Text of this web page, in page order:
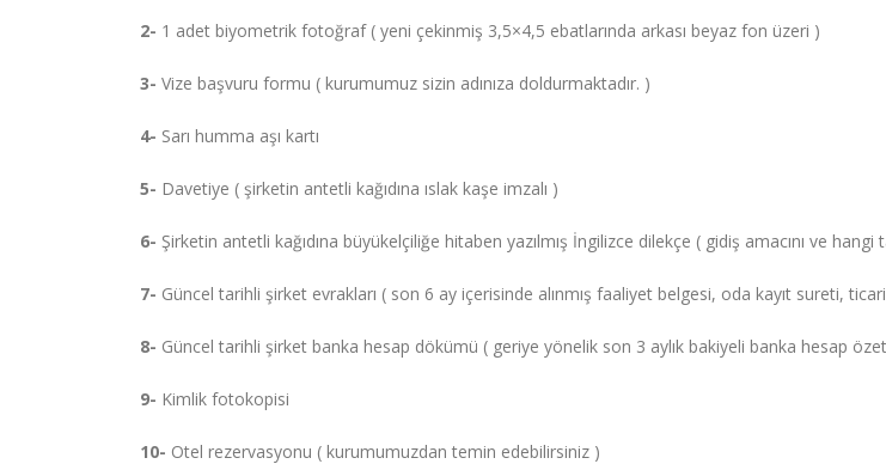
2- 1 adet biyometrik fotoğraf ( yeni çekinmiş 3,5×4,5 ebatlarında arkası beyaz fon üzeri )
3- Vize başvuru formu ( kurumumuz sizin adınıza doldurmaktadır. )
4- Sarı humma aşı kartı
5- Davetiye ( şirketin antetli kağıdına ıslak kaşe imzalı )
6- Şirketin antetli kağıdına büyükelçiliğe hitaben yazılmış İngilizce dilekçe ( gidiş amacını ve
7- Güncel tarihli şirket evrakları ( son 6 ay içerisinde alınmış faaliyet belgesi, oda kayıt sureti,
8- Güncel tarihli şirket banka hesap dökümü ( geriye yönelik son 3 aylık bakiyeli banka hesap
9- Kimlik fotokopisi
10- Otel rezervasyonu ( kurumumuzdan temin edebilirsiniz )